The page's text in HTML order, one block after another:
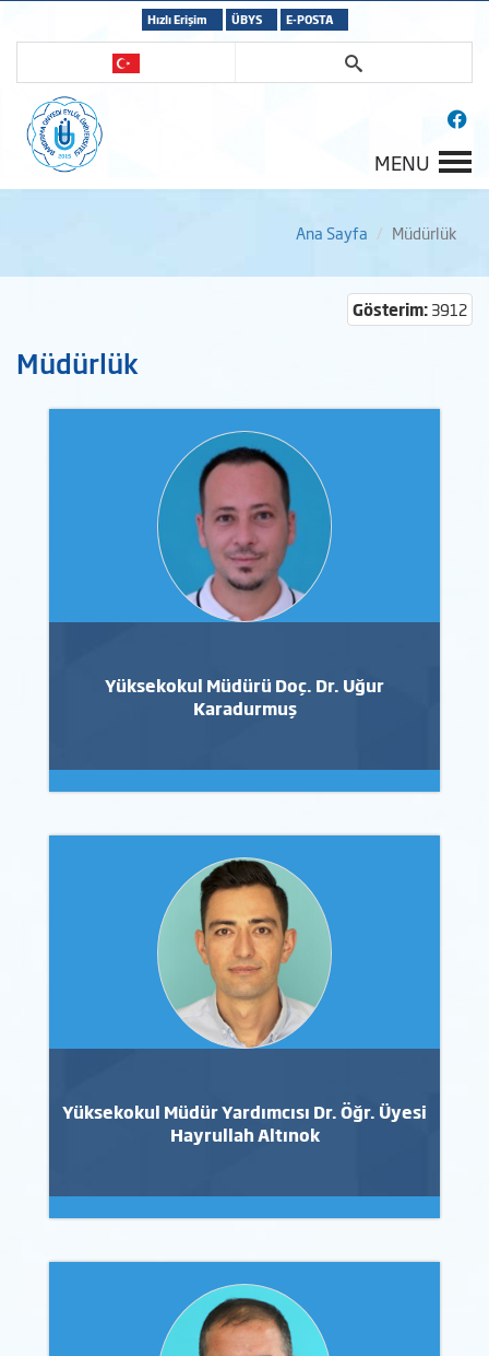
Hızlı Erişim ÜBYS E-POSTA
MENU
Ana Sayfa Müdürlük
Gösterim:3912
Müdürlük
Yüksekokul Müdürü Doç. Dr. Uğur
Karadurmuş
Yüksekokul Müdür Yardımcısı Dr. Öğr. Üyesi
Hayrullah Altınok